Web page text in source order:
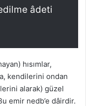
âdeti
hısımlar,
kendilerini ondan
alarak) güzel
emir nedb’e dâirdir.